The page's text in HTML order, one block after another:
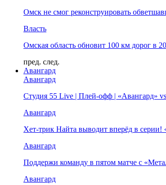
Омск не смог реконструировать
Власть
Омская область обновит 100 км дорог в
пред. след.
Авангард
Авангард
Студия 55 Live | Плей-офф | «Авангард»
Авангард
Хет-трик Найта выводит вперёд в
Авангард
Поддержи команду в пятом матче с
Авангард